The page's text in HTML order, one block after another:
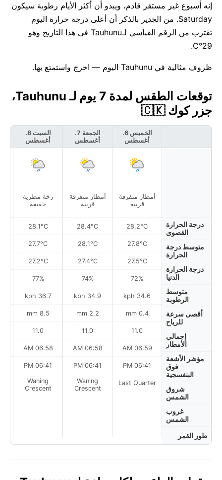
إنه أسبوع غير مستقر قادم، ويبدو أن أكثر الأيام رطوبة سيكون
Saturday. من الجدير بالذكر أن أعلى درجة حرارة اليوم
تقترب من الرقم القياسي لـTauhunu في هذا التاريخ وهو
29°C.
ظروف مثالية في Tauhunu اليوم — اخرج واستمتع بها.
توقعات الطقس لمدة 7 يوم لـ Tauhunu،
جزر كوك 🇨🇰
درجة الحرارة
القصوى
متوسط درجة
الحرارة
درجة الحرارة
الدنيا
متوسط
الرطوبة
أقصى سرعة
للرياح
إجمالي
الأمطار
مؤشر الأشعة
فوق
البنفسجية
شروق
الشمس
غروب
الشمس
طور القمر
الخميس 6.
أغسطس
أمطار متفرقة
قريبة
28.2°C
27.8°C
27.5°C
72%
34.6 kph
0.4 mm
11.0
06:59 AM
06:41 PM
Last Quarter
الجمعة 7.
أغسطس
أمطار متفرقة
قريبة
28.4°C
28.1°C
27.4°C
74%
34.9 kph
2.2 mm
11.0
06:58 AM
06:41 PM
Waning
Crescent
السبت 8.
أغسطس
زخة مطرية
خفيفة
28.1°C
27.7°C
27.2°C
77%
36.7 kph
8.5 mm
11.0
06:58 AM
06:41 PM
Waning
Crescent